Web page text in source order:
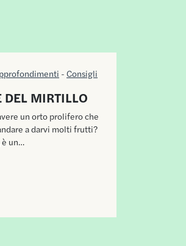
- Consigli
DEL MIRTILLO
un orto prolifero che
a darvi molti frutti?
un…